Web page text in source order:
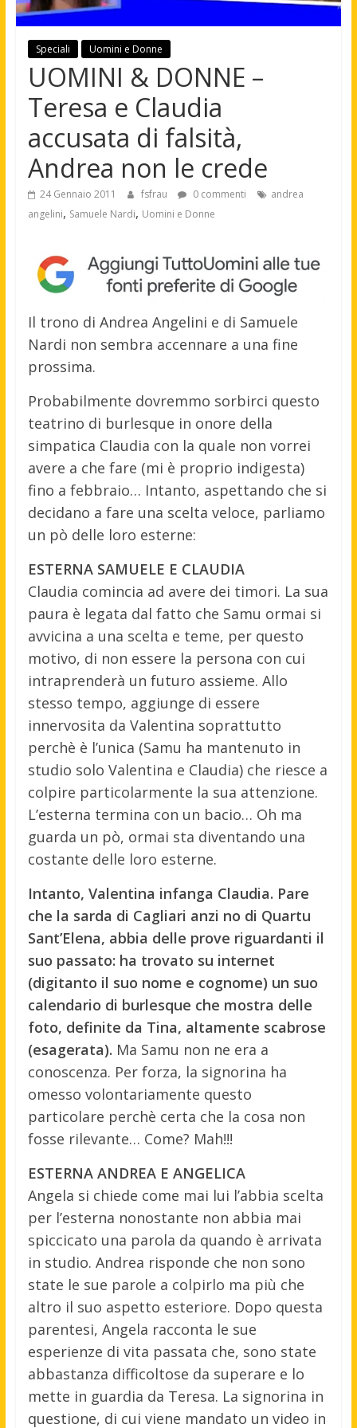
Speciali Uomini e Donne
UOMINI & DONNE –
Teresa e Claudia
accusata di falsità,
Andrea non le crede
24 Gennaio 2011 fsfrau 0 commenti
andrea
angelini, Samuele Nardi, Uomini e Donne
Il trono di Andrea Angelini e di Samuele
Nardi non sembra accennare a una fine
prossima.
Probabilmente dovremmo sorbirci questo
teatrino di burlesque in onore della
simpatica Claudia con la quale non vorrei
avere a che fare (mi è proprio indigesta)
fino a febbraio… Intanto, aspettando che si
decidano a fare una scelta veloce, parliamo
un pò delle loro esterne:
ESTERNA SAMUELE E CLAUDIA
Claudia comincia ad avere dei timori. La sua
paura è legata dal fatto che Samu ormai si
avvicina a una scelta e teme, per questo
motivo, di non essere la persona con cui
intraprenderà un futuro assieme. Allo
stesso tempo, aggiunge di essere
innervosita da Valentina soprattutto
perchè è l’unica (Samu ha mantenuto in
studio solo Valentina e Claudia) che riesce a
colpire particolarmente la sua attenzione.
L’esterna termina con un bacio… Oh ma
guarda un pò, ormai sta diventando una
costante delle loro esterne.
Intanto, Valentina infanga Claudia. Pare
che la sarda di Cagliari anzi no di Quartu
Sant’Elena, abbia delle prove riguardanti il
suo passato: ha trovato su internet
(digitanto il suo nome e cognome) un suo
calendario di burlesque che mostra delle
foto, definite da Tina, altamente scabrose
(esagerata). Ma Samu non ne era a
conoscenza. Per forza, la signorina ha
omesso volontariamente questo
particolare perchè certa che la cosa non
fosse rilevante… Come? Mah!!!
ESTERNA ANDREA E ANGELICA
Angela si chiede come mai lui l’abbia scelta
per l’esterna nonostante non abbia mai
spiccicato una parola da quando è arrivata
in studio. Andrea risponde che non sono
state le sue parole a colpirlo ma più che
altro il suo aspetto esteriore. Dopo questa
parentesi, Angela racconta le sue
esperienze di vita passata che, sono state
abbastanza difficoltose da superare e lo
mette in guardia da Teresa. La signorina in
questione, di cui viene mandato un video in